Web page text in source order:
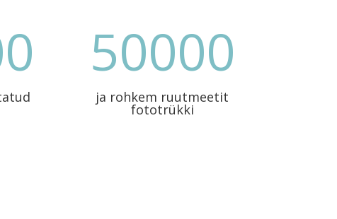
50000
ja rohkem ruutmeetit
fototrükki